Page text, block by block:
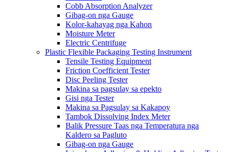
Cobb Absorption Analyzer
Gibag-on nga Gauge
Kolor-kahayag nga Kahon
Moisture Meter
Electric Centrifuge
Plastic Flexible Packaging Testing Instrument
Tensile Testing Equipment
Friction Coefficient Tester
Disc Peeling Tester
Makina sa pagsulay sa epekto
Gisi nga Tester
Makina sa Pagsulay sa Kakapoy
Tambok Dissolving Index Meter
Balik Pressure Taas nga Temperatura nga
Kaldero sa Pagluto
Gibag-on nga Gauge